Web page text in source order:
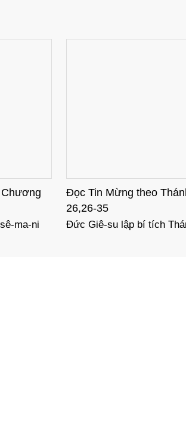
Chương
Đọc Tin Mừng theo
28,11-20
Các thượng tế lừa